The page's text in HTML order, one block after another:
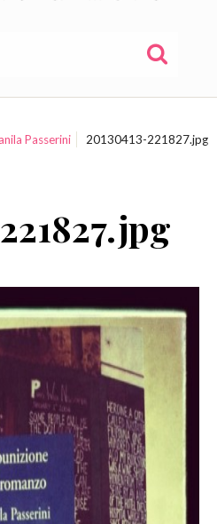
Passerini
20130413-221827.jpg